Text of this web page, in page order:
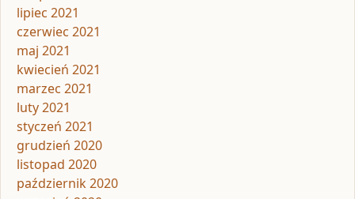
lipiec 2021
czerwiec 2021
maj 2021
kwiecień 2021
marzec 2021
luty 2021
styczeń 2021
grudzień 2020
listopad 2020
październik 2020